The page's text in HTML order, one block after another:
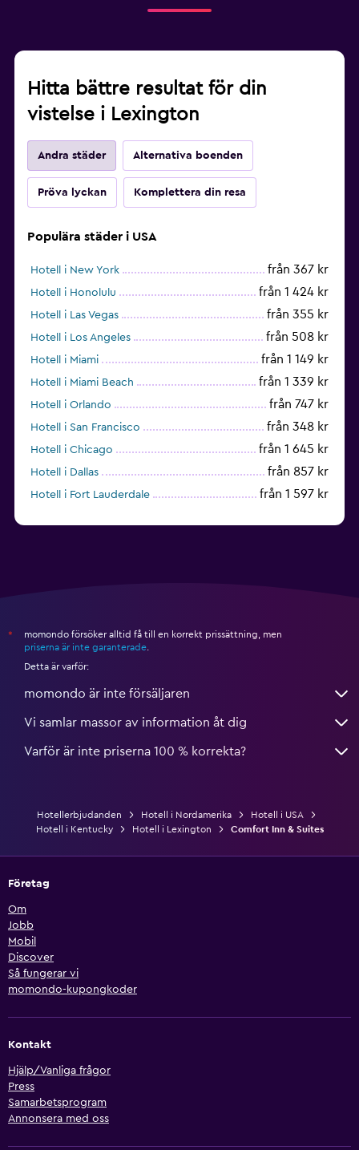
Hitta bättre resultat för din
vistelse i Lexington
Andra städer Alternativa boenden
Pröva lyckan Komplettera din resa
Populära städer i USA
Hotell i New York från 367 kr
Hotell i Honolulu från 1 424 kr
Hotell i Las Vegas från 355 kr
Hotell i Los Angeles från 508 kr
Hotell i Miami från 1 149 kr
Hotell i Miami Beach från 1 339 kr
Hotell i Orlando från 747 kr
Hotell i San Francisco från 348 kr
Hotell i Chicago från 1 645 kr
Hotell i Dallas från 857 kr
Hotell i Fort Lauderdale från 1 597 kr
*
momondo försöker alltid få till en korrekt prissättning, men
priserna är inte garanterade
Detta är varför:
momondo är inte försäljaren
Vi samlar massor av information åt dig
Varför är inte priserna 100 % korrekta?
Hotellerbjudanden Hotell i Nordamerika
Hotell i USA
Hotell i Kentucky
Hotell i Lexington Comfort Inn & Suites
Företag
Om
Jobb
Mobil
Discover
Så fungerar vi
momondo-kupongkoder
Kontakt
Hjälp/Vanliga frågor
Press
Samarbetsprogram
Annonsera med oss